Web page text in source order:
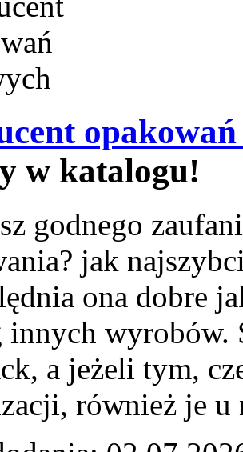
w katalogu!
godnego
jak
ona dobre
innych
a jeżeli tym,
również je u